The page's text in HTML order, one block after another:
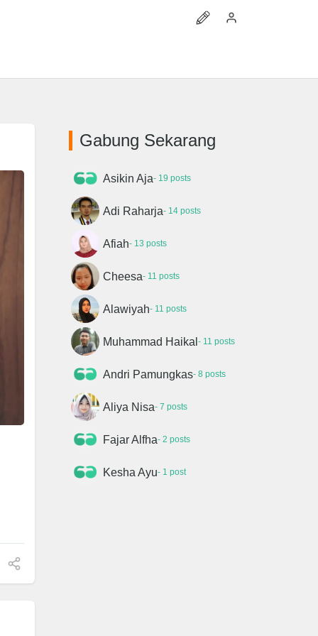
Gabung Sekarang
Asikin Aja- 19 posts
Adi Raharja- 14 posts
Afiah- 13 posts
Cheesa- 11 posts
Alawiyah- 11 posts
Muhammad Haikal - 11 posts
Andri Pamungkas- 8 posts
Aliya Nisa- 7 posts
Fajar Alfha- 2 posts
Kesha Ayu- 1 post